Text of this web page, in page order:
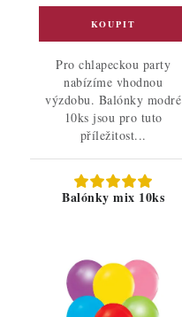
Pro chlapeckou party
nabízíme vhodnou
výzdobu. Balónky modré
10ks jsou pro tuto
příležitost...
Balónky mix 10ks